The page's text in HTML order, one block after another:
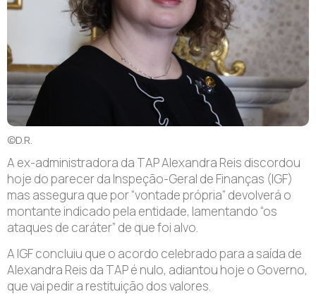
©D.R.
A ex-administradora da TAP Alexandra Reis discordou
hoje do parecer da Inspeção-Geral de Finanças (IGF)
mas assegura que por “vontade própria” devolverá o
montante indicado pela entidade, lamentando “os
ataques de caráter” de que foi alvo.
A IGF concluiu que o acordo celebrado para a saída de
Alexandra Reis da TAP é nulo, adiantou hoje o Governo,
que vai pedir a restituição dos valores.